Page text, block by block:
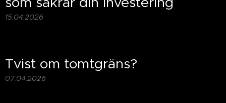
15.04.2026
Tvist om tomtgräns?
07.04.2026